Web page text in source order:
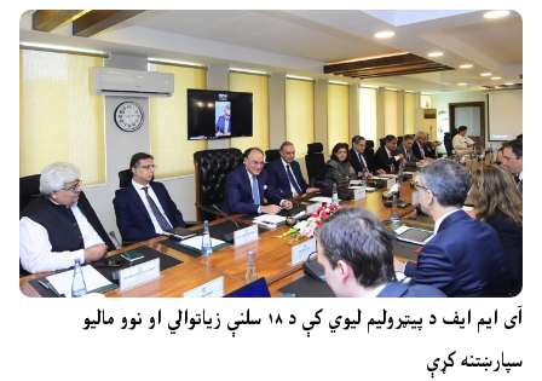
آی ایم ایف د پیټرولیم لیوي کې د ۱۸ سلنې زیاتوالي او نوو مالیو
سپارښتنه کړې